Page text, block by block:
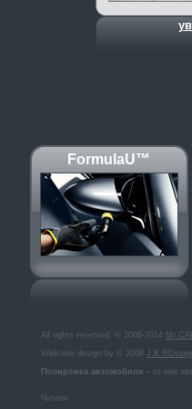
FormulaU™
All rights reserved. © 2008-2014
Mr
Web-site design by © 2008
Полировка автомобиля – от нее
Читати